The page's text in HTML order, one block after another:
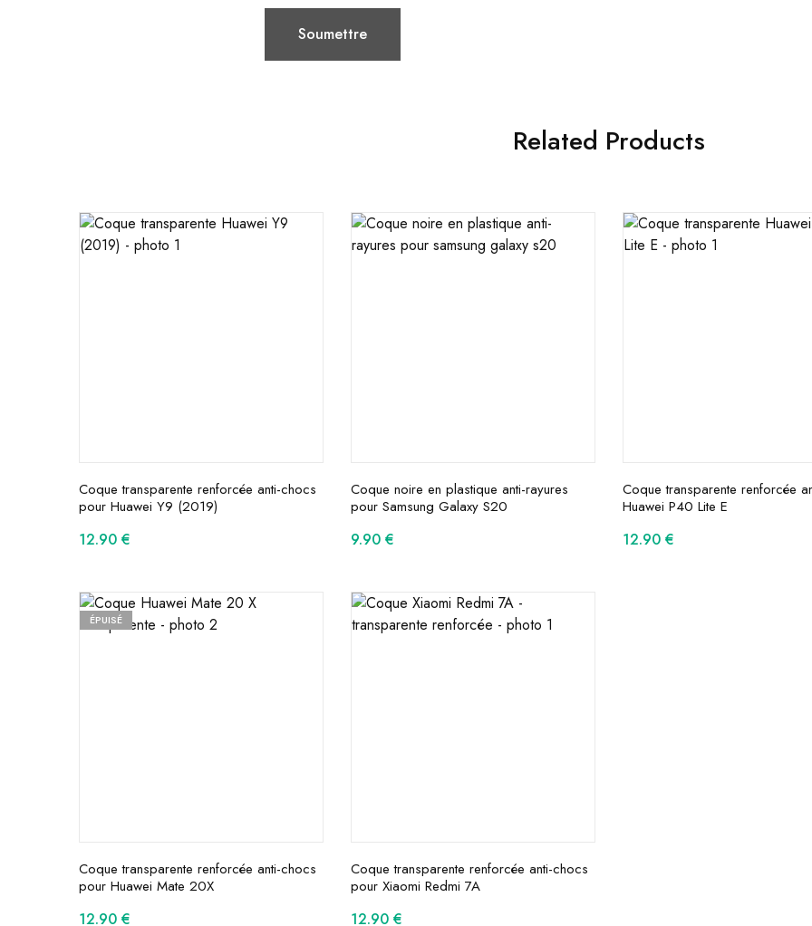
Related Products
Coque transparente renforcée anti-chocs
pour Huawei Y9 (2019)
12.90 €
Coque noire en plastique anti-rayures
pour Samsung Galaxy S20
9.90 €
Coque transparente renforcée
Huawei P40 Lite E
12.90 €
ÉPUISÉ
Coque transparente renforcée anti-chocs
pour Huawei Mate 20X
12.90 €
Coque transparente renforcée anti-chocs
pour Xiaomi Redmi 7A
12.90 €